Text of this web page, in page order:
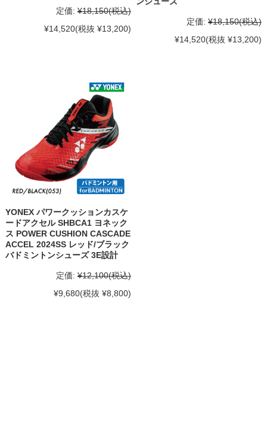
定価: ¥18,150(税込)
¥14,520(税抜 ¥13,200)
定価: ¥18,150(税込)
¥14,520(税抜 ¥13,200)
YONEX パワークッションカスケ
ードアクセル SHBCA1 ヨネック
ス POWER CUSHION CASCADE
ACCEL 2024SS レッド/ブラック
バドミントンシューズ 3E設計
定価: ¥12,100(税込)
¥9,680(税抜 ¥8,800)